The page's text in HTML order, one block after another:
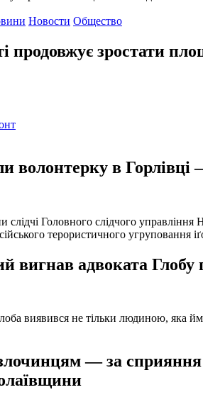
Новости Общество
продовжує зростати
волонтерку в Горлівці
Головного слідчого управління
терористичного угруповання
вигнав адвоката Глобу
виявився не тільки людиною, яка
— за сприяння